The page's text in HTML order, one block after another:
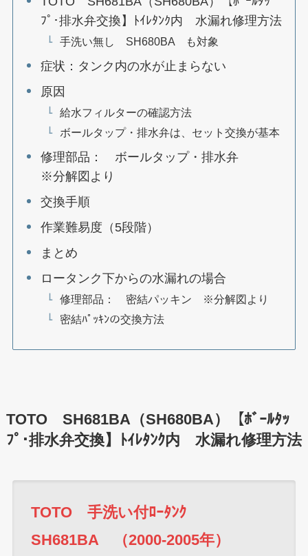
ﾌﾟ･排水弁交換】ﾄｲﾚﾀﾝｸ内 水漏れ修理方法
手洗い無し SH680BA も対象
症状：タンク内の水が止まらない
原因
給水フィルターの確認方法
ボールタップ・排水弁は、セット交換が基本
修理部品： ボールタップ・排水弁
※分解図より
交換手順
作業難易度（5段階）
まとめ
ロータンク下からの水漏れの場合
修理部品： 密結パッキン ※分解図より
密結ﾊﾟｯｷﾝの交換方法
TOTO SH681BA（SH680BA）【ﾎﾞｰﾙﾀｯ
ﾌﾟ･排水弁交換】ﾄｲﾚﾀﾝｸ内 水漏れ修理方法
TOTO 手洗い付ﾛｰﾀﾝｸ
SH681BA （2000-2005年）